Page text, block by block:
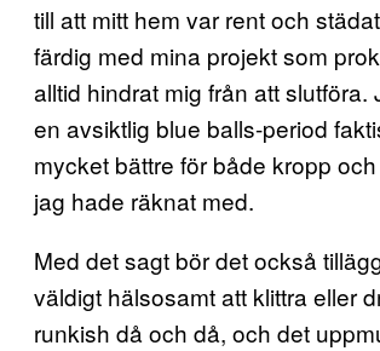
till att mitt hem var rent och
färdig med mina projekt som
alltid hindrat mig från att slutföra.
en avsiktlig blue balls-period
mycket bättre för både kropp
jag hade räknat med.
Med det sagt bör det också
väldigt hälsosamt att klittra eller
runkish då och då, och det